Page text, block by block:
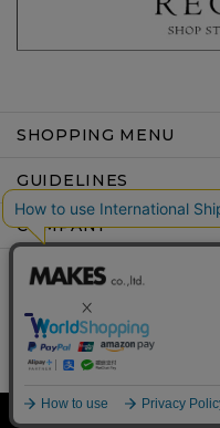
SHOPPING MENU
GUIDELINES
COMPANY
Copyright ©